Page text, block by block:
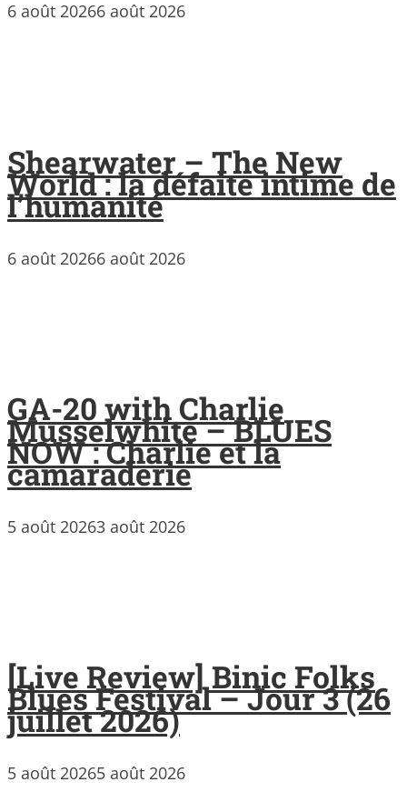
6 août 20266 août 2026
Shearwater – The New
World : la défaite intime de
l’humanité
6 août 20266 août 2026
GA-20 with Charlie
Musselwhite – BLUES
NOW : Charlie et la
camaraderie
5 août 20263 août 2026
[Live Review] Binic Folks
Blues Festival – Jour 3 (26
juillet 2026)
5 août 20265 août 2026